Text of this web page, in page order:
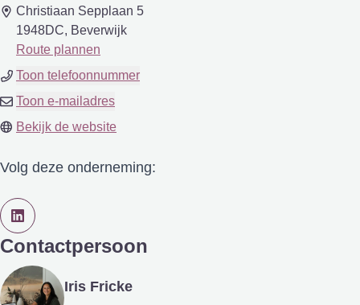
Christiaan Sepplaan 5
1948DC, Beverwijk
Route plannen
Toon telefoonnummer
Toon e-mailadres
Bekijk de website
Volg deze onderneming:
Contactpersoon
Iris Fricke